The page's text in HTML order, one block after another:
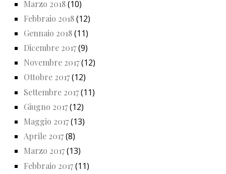
Marzo 2018(10)
Febbraio 2018(12)
Gennaio 2018(11)
Dicembre 2017(9)
Novembre 2017(12)
Ottobre 2017(12)
Settembre 2017(11)
Giugno 2017(12)
Maggio 2017(13)
Aprile 2017(8)
Marzo 2017(13)
Febbraio 2017(11)